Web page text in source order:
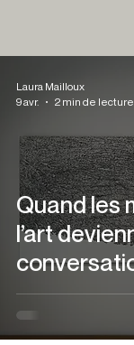
Quand les
l’art
Laura Mailloux
9 avr.
2 min de lecture